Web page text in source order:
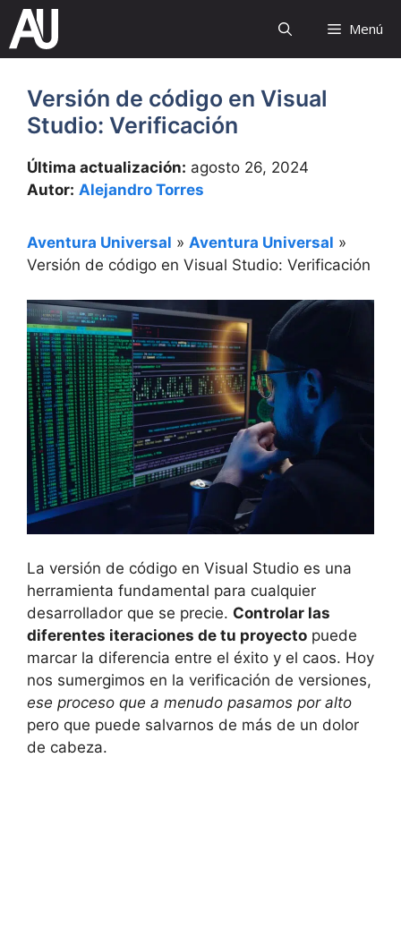
Saltar
contenido
Menú
Versión de código en Visual
Studio: Verificación
Última actualización: agosto 26, 2024
Autor: Alejandro Torres
Aventura Universal » Aventura Universal »
Versión de código en Visual Studio: Verificación
La versión de código en Visual Studio es una
herramienta fundamental para cualquier
desarrollador que se precie. Controlar las
diferentes iteraciones de tu proyecto puede
marcar la diferencia entre el éxito y el caos. Hoy
nos sumergimos en la verificación de versiones,
ese proceso que a menudo pasamos por alto
pero que puede salvarnos de más de un dolor
de cabeza.